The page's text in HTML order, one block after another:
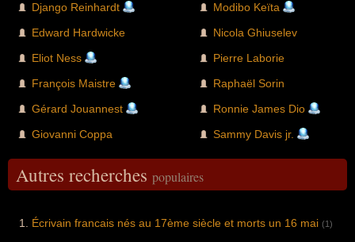
Django Reinhardt
Edward Hardwicke
Eliot Ness
François Maistre
Gérard Jouannest
Giovanni Coppa
Modibo Keïta
Nicola Ghiuselev
Pierre Laborie
Raphaël Sorin
Ronnie James Dio
Sammy Davis jr.
Autres recherches populaires
Écrivain francais nés au 17ème siècle et morts un 16 mai (1)